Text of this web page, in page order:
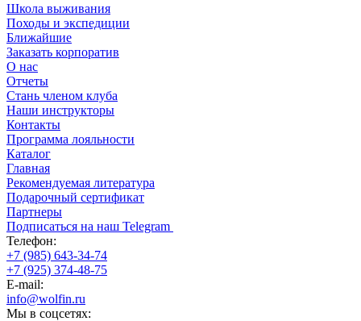
Школа выживания
Походы и экспедиции
Ближайшие
Заказать корпоратив
О нас
Отчеты
Стань членом клуба
Наши инструкторы
Контакты
Программа лояльности
Каталог
Главная
Рекомендуемая литература
Подарочный сертификат
Партнеры
Подписаться на наш Telegram
Телефон:
+7 (985) 643-34-74
+7 (925) 374-48-75
E-mail:
info@wolfin.ru
Мы в соцсетях: